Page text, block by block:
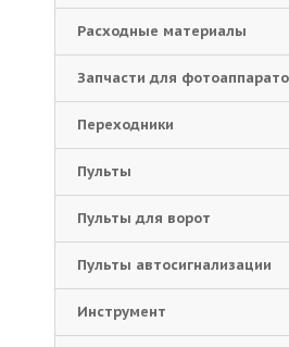
Расходные материалы
Запчасти для
Переходники
Пульты
Пульты для ворот
Пульты автосигнализации
Инструмент